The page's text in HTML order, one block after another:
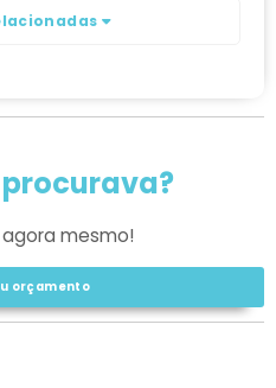
mesmo!
orçamento